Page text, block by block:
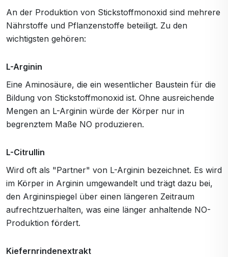
An der Produktion von Stickstoffmonoxid sind mehrere
Nährstoffe und Pflanzenstoffe beteiligt. Zu den
wichtigsten gehören:
L-Arginin
Eine Aminosäure, die ein wesentlicher Baustein für die
Bildung von Stickstoffmonoxid ist. Ohne ausreichende
Mengen an L-Arginin würde der Körper nur in
begrenztem Maße NO produzieren.
L-Citrullin
Wird oft als "Partner" von L-Arginin bezeichnet. Es wird
im Körper in Arginin umgewandelt und trägt dazu bei,
den Argininspiegel über einen längeren Zeitraum
aufrechtzuerhalten, was eine länger anhaltende NO-
Produktion fördert.
Kiefernrindenextrakt